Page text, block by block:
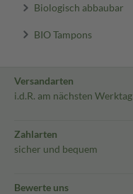
Biologisch abbaubar
BIO Tampons
Versandarten
i.d.R. am nächsten Werktag
Zahlarten
sicher und bequem
Bewerte uns